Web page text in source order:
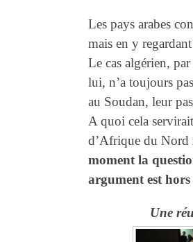
Les pays arabes
mais en y
Le cas algérien,
lui, n’a toujours
au Soudan, leur
A quoi cela
d’Afrique du Nord
moment la
argument est hors
Une